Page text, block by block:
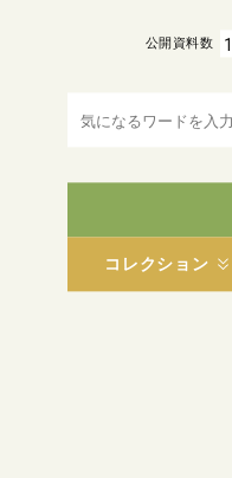
コレクション
公開資料数 1